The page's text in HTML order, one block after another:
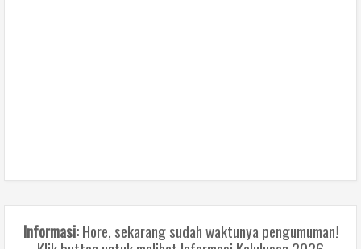
Informasi:Hore, sekarang sudah waktunya pengumuman!